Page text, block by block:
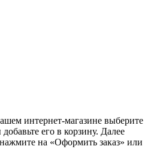
интернет-магазине выберите
его в корзину. Далее
на «Оформить заказ» или